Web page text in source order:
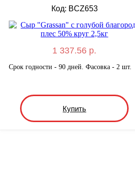
Код: BCZ653
1 337.56 р.
Срок годности - 90 дней. Фасовка - 2 шт.
Купить